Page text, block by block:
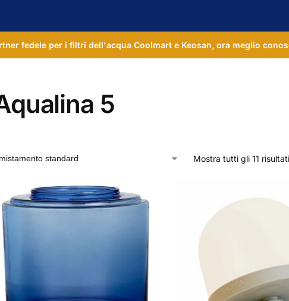
fedele per i filtri dell'acqua Coolmart e Keosan, ora meglio
5
Mostra tutti gli 11 risultati